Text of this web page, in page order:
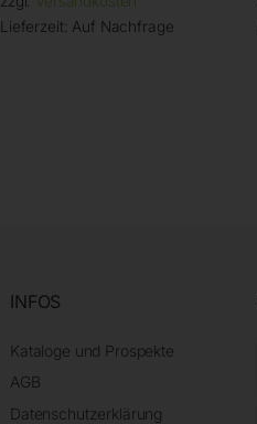
Lieferzeit: Auf Nachfrage
INFOS
Kataloge und Prospekte
AGB
Datenschutzerklärung